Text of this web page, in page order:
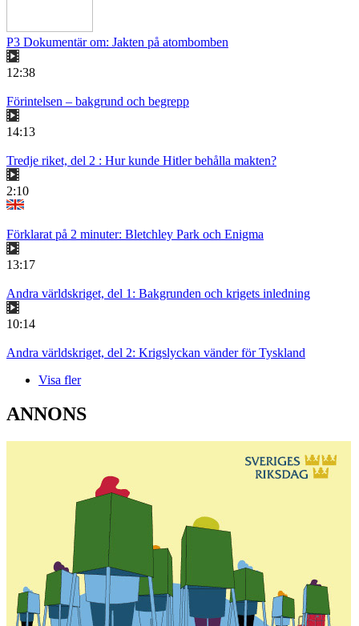
P3 Dokumentär om: Jakten på atombomben
12:38
Förintelsen – bakgrund och begrepp
14:13
Tredje riket, del 2 : Hur kunde Hitler behålla makten?
2:10
Förklarat på 2 minuter: Bletchley Park och Enigma
13:17
Andra världskriget, del 1: Bakgrunden och krigets inledning
10:14
Andra världskriget, del 2: Krigslyckan vänder för Tyskland
Visa fler
ANNONS